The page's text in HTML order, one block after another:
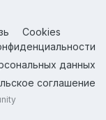
Cookies
данных
соглашение